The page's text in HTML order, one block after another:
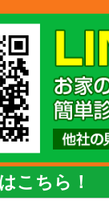
こちら！